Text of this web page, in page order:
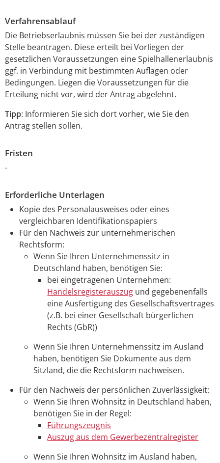
Verfahrensablauf
Die Betriebserlaubnis müssen Sie bei der zuständigen
Stelle beantragen. Diese erteilt bei Vorliegen der
gesetzlichen Voraussetzungen eine Spielhallenerlaubnis
ggf. in Verbindung mit bestimmten Auflagen oder
Bedingungen. Liegen die Voraussetzungen für die
Erteilung nicht vor, wird der Antrag abgelehnt.
Tipp: Informieren Sie sich dort vorher, wie Sie den
Antrag stellen sollen.
Fristen
-
Erforderliche Unterlagen
Kopie des Personalausweises oder eines
vergleichbaren Identifikationspapiers
Für den Nachweis zur unternehmerischen
Rechtsform:
Wenn Sie Ihren Unternehmenssitz in
Deutschland haben, benötigen Sie:
bei eingetragenen Unternehmen:
Handelsregisterauszug und gegebenenfalls
eine Ausfertigung des Gesellschaftsvertrages
(z.B. bei einer Gesellschaft bürgerlichen
Rechts (GbR))
Wenn Sie Ihren Unternehmenssitz im Ausland
haben, benötigen Sie Dokumente aus dem
Sitzland, die die Rechtsform nachweisen.
Für den Nachweis der persönlichen Zuverlässigkeit:
Wenn Sie Ihren Wohnsitz in Deutschland haben,
benötigen Sie in der Regel:
Führungszeugnis
Auszug aus dem Gewerbezentralregister
Wenn Sie Ihren Wohnsitz im Ausland haben,